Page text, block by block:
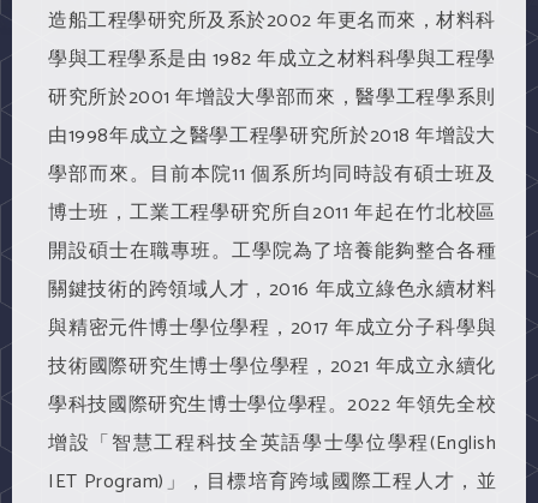
造船工程學研究所及系於2002 年更名而來，材料科
學與工程學系是由 1982 年成立之材料科學與工程學
研究所於2001 年增設大學部而來，醫學工程學系則
由1998年成立之醫學工程學研究所於2018 年增設大
學部而來。目前本院11 個系所均同時設有碩士班及
博士班，工業工程學研究所自2011 年起在竹北校區
開設碩士在職專班。工學院為了培養能夠整合各種
關鍵技術的跨領域人才，2016 年成立綠色永續材料
與精密元件博士學位學程，2017 年成立分子科學與
技術國際研究生博士學位學程，2021 年成立永續化
學科技國際研究生博士學位學程。2022 年領先全校
增設「智慧工程科技全英語學士學位學程(English
IET Program)」，目標培育跨域國際工程人才，並